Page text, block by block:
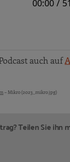
auch auf
Hinweise
– Mikro (2023_mikro.jpg)
Teilen Sie ihn